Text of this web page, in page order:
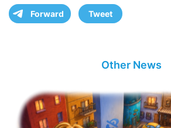
Forward Tweet
Other News